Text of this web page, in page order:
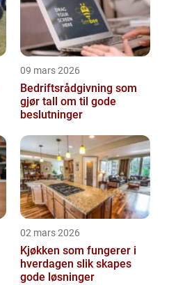
09 mars 2026
Bedriftsrådgivning som
gjør tall om til gode
beslutninger
02 mars 2026
Kjøkken som fungerer i
hverdagen slik skapes
gode løsninger